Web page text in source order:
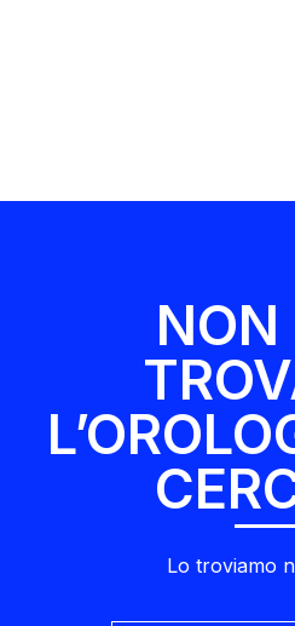
NON
Lo troviamo